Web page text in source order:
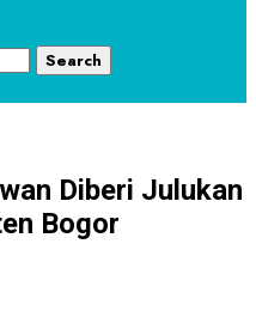
Diberi Julukan
Bogor